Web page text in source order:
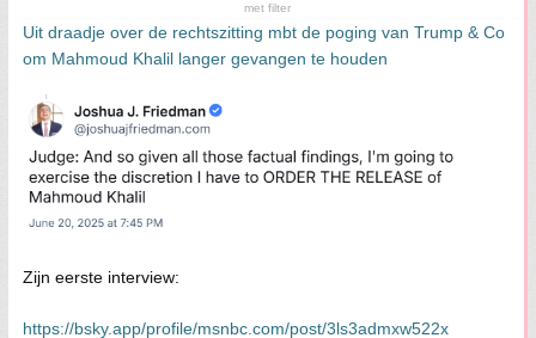
met filter
Uit draadje over de rechtszitting mbt de poging van Trump & Co
om Mahmoud Khalil langer gevangen te houden
Zijn eerste interview:
https://bsky.app/profile/msnbc.com/post/3ls3admxw522x